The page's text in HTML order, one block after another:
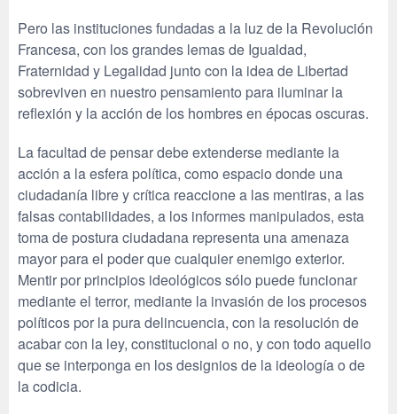
Pero las instituciones fundadas a la luz de la Revolución
Francesa, con los grandes lemas de Igualdad,
Fraternidad y Legalidad junto con la idea de Libertad
sobreviven en nuestro pensamiento para iluminar la
reflexión y la acción de los hombres en épocas oscuras.
La facultad de pensar debe extenderse mediante la
acción a la esfera política, como espacio donde una
ciudadanía libre y crítica reaccione a las mentiras, a las
falsas contabilidades, a los informes manipulados, esta
toma de postura ciudadana representa una amenaza
mayor para el poder que cualquier enemigo exterior.
Mentir por principios ideológicos sólo puede funcionar
mediante el terror, mediante la invasión de los procesos
políticos por la pura delincuencia, con la resolución de
acabar con la ley, constitucional o no, y con todo aquello
que se interponga en los designios de la ideología o de
la codicia.